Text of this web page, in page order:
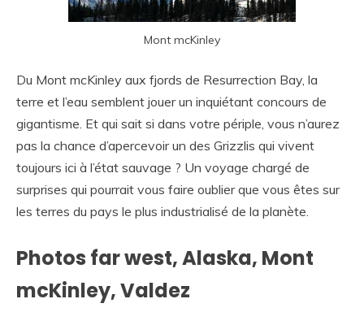
Mont mcKinley
Du Mont mcKinley aux fjords de Resurrection Bay, la
terre et l’eau semblent jouer un inquiétant concours de
gigantisme. Et qui sait si dans votre périple, vous n’aurez
pas la chance d’apercevoir un des Grizzlis qui vivent
toujours ici à l’état sauvage ? Un voyage chargé de
surprises qui pourrait vous faire oublier que vous êtes sur
les terres du pays le plus industrialisé de la planète.
Photos far west, Alaska, Mont
mcKinley, Valdez